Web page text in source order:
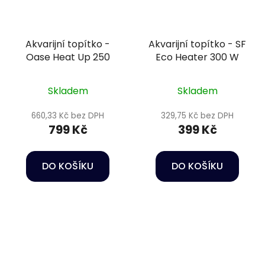
Akvarijní topítko -
Oase Heat Up 250
Skladem
660,33 Kč bez DPH
799 Kč
DO KOŠÍKU
Akvarijní topítko - SF
Eco Heater 300 W
Skladem
329,75 Kč bez DPH
399 Kč
DO KOŠÍKU